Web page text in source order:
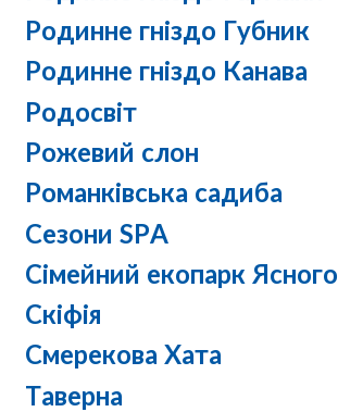
Родинне гніздо Губник
Родинне гніздо Канава
Родосвіт
Рожевий слон
Романківська садиба
Сезони SPA
Сімейний екопарк
Скіфія
Смерекова Хата
Таверна